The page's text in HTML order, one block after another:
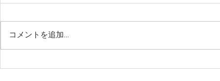
リーガロイヤルホテル大阪
コメントを追加…